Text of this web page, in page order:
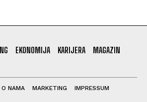
EKONOMIJA KARIJERA
MAGAZIN
O NAMA MARKETING
IMPRESSUM